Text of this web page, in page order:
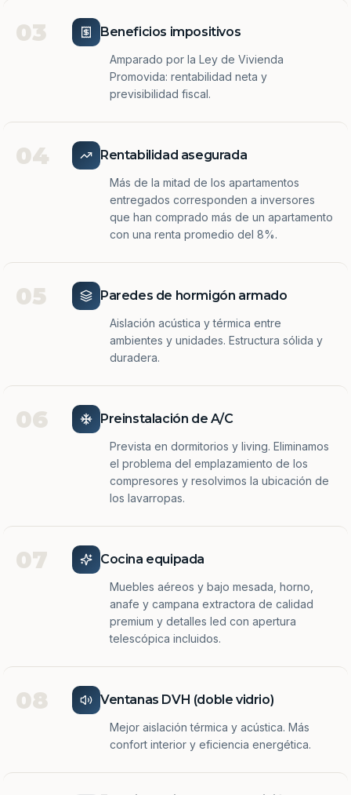
03 Beneficios impositivos
Amparado por la Ley de Vivienda
Promovida: rentabilidad neta y
previsibilidad fiscal.
04 Rentabilidad asegurada
Más de la mitad de los apartamentos
entregados corresponden a inversores
que han comprado más de un apartamento
con una renta promedio del 8%.
05 Paredes de hormigón armado
Aislación acústica y térmica entre
ambientes y unidades. Estructura sólida y
duradera.
06 Preinstalación de A/C
Prevista en dormitorios y living. Eliminamos
el problema del emplazamiento de los
compresores y resolvimos la ubicación de
los lavarropas.
07 Cocina equipada
Muebles aéreos y bajo mesada, horno,
anafe y campana extractora de calidad
premium y detalles led con apertura
telescópica incluidos.
08 Ventanas DVH (doble vidrio)
Mejor aislación térmica y acústica. Más
confort interior y eficiencia energética.